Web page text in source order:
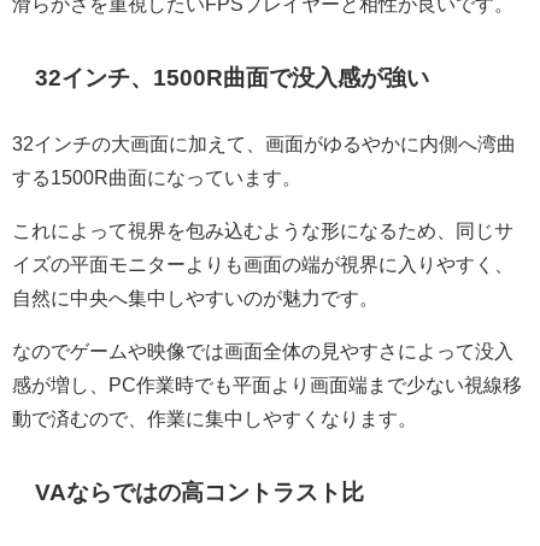
32インチ、1500R曲面で没入感が強い
32インチの大画面に加えて、画面がゆるやかに内側へ湾曲
する1500R曲面になっています。
これによって視界を包み込むような形になるため、同じサ
イズの平面モニターよりも画面の端が視界に入りやすく、
自然に中央へ集中しやすいのが魅力です。
なのでゲームや映像では画面全体の見やすさによって没入
感が増し、PC作業時でも平面より画面端まで少ない視線移
動で済むので、作業に集中しやすくなります。
VAならではの高コントラスト比